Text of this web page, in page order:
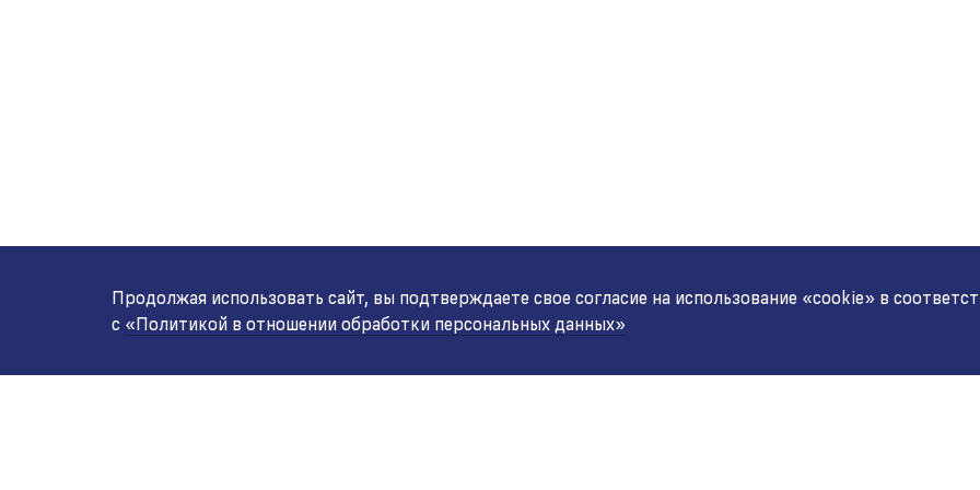
Продолжая использовать сайт, вы подтверждаете свое согласие на использование «cookie» в
с «Политикой в отношении обработки персональных данных»